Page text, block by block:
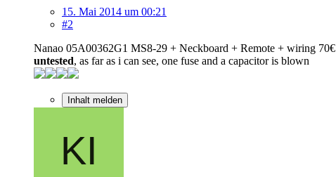
15. Mai 2014 um 00:21
#2
Nanao 05A00362G1 MS8-29 + Neckboard + Remote + wiring 70€
untested, as far as i can see, one fuse and a capacitor is blown
Inhalt melden